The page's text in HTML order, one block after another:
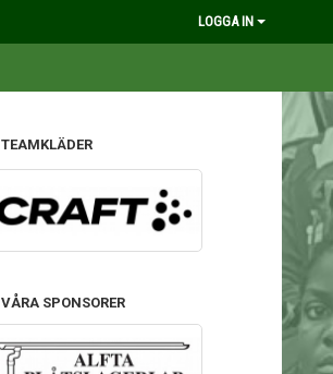
LOGGA IN
TEAMKLÄDER
VÅRA SPONSORER